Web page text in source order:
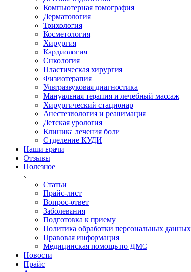
Компьютерная томография
Дерматология
Трихология
Косметология
Хирургия
Кардиология
Онкология
Пластическая хирургия
Физиотерапия
Ультразвуковая диагностика
Мануальная терапия и лечебный массаж
Хирургический стационар
Анестезиология и реанимация
Детская урология
Клиника лечения боли
Отделение КУДИ
Наши врачи
Отзывы
Полезное
Статьи
Прайс-лист
Вопрос-ответ
Заболевания
Подготовка к приему
Политика обработки персональных данных
Правовая информация
Медицинская помощь по ДМС
Новости
Прайс